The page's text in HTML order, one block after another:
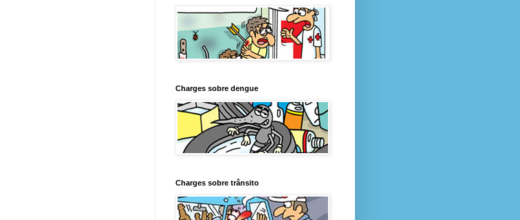
Charges sobre dengue
Charges sobre trânsito